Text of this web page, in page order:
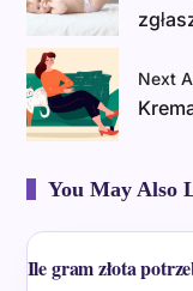
Next
You May Also
Ile gram złota